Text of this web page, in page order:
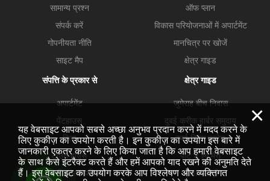
सामान्य प्रश्न
संपर्क करें
गोपनीयता नीति
साइट मैप
ऑफ प्लान
विकास परियोजनाओं में अपार्टमेंट
मानचित्र पर खोजें
क्षेत्र गाइड
संपत्ति के प्रकार से
अपार्टमेंट
पेंटहाउस
विला
टाउन हाउस
व्यावसायिक सम्मपतियां
क्षेत्र गाइड
जुमेराह बीच निवास
दुबई क्रीक हार्बर समुदाय
दुबई हिल्स एस्टेट
पोर्ट डे ला मेरो
व्यापार खाड़ी
×
यह वेबसाइट आपको सबसे अच्छा अनुभव प्रदान करने में मदद करने के
लिए कुकीज़ का उपयोग करती है। इन कुकीज़ का उपयोग इस बारे में
जानकारी एकत्र करने के लिए किया जाता है कि आप हमारी वेबसाइट
के साथ कैसे इंटरैक्ट करते हैं और हमें आपको याद रखने की अनुमति देते
हैं। इस वेबसाइट का उपयोग करके आप विश्लेषण और व्यक्तिगत